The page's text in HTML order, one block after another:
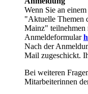
Wenn Sie an
"Aktuelle Themen
Mainz" teilnehmen
Anmeldeformular
Nach der
Mail zugeschickt.
Bei weiteren
Mitarbeiterinnen